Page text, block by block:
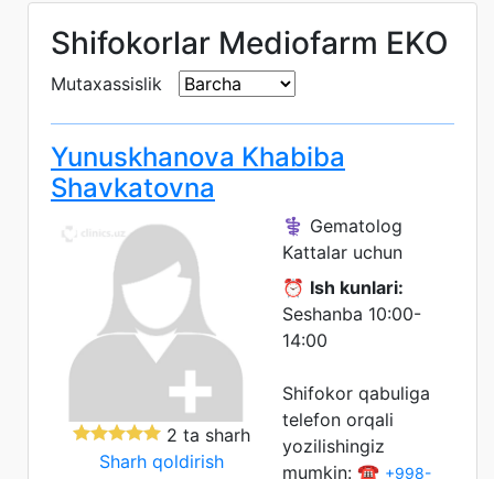
Shifokorlar Mediofarm EKO
Mutaxassislik
Yunuskhanova Khabiba
Shavkatovna
2 ta sharh
Sharh qoldirish
⚕️ Gematolog
Kattalar uchun
⏰ Ish kunlari:
Seshanba 10:00-
14:00
Shifokor qabuliga
telefon orqali
yozilishingiz
mumkin: ☎️ +998-